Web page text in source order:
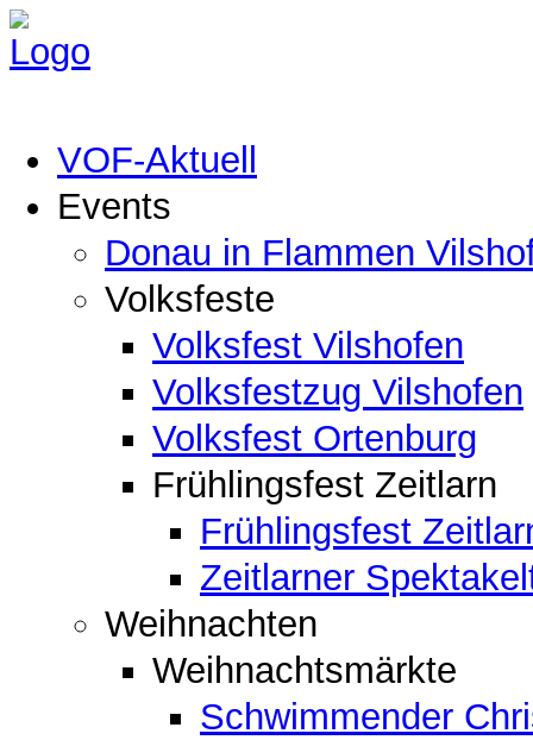
VOF-Aktuell
Events
Donau in Flammen
Volksfeste
Volksfest Vilshofen
Volksfestzug Vilshofen
Volksfest Ortenburg
Frühlingsfest Zeitlarn
Frühlingsfest
Zeitlarner
Weihnachten
Weihnachtsmärkte
Schwimmender